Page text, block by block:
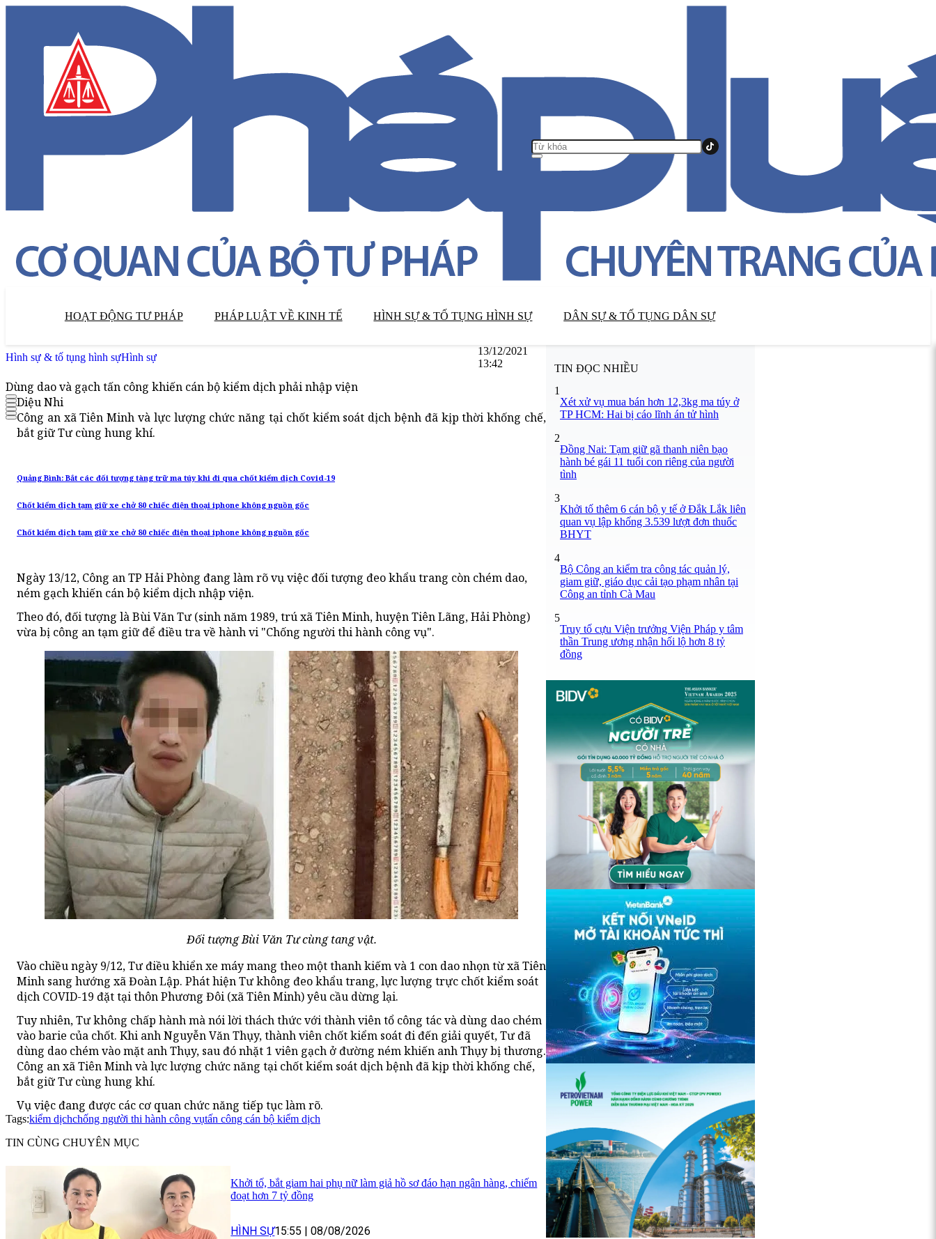
HOẠT ĐỘNG TƯ PHÁP PHÁP LUẬT VỀ KINH TẾ HÌNH SỰ & TỐ TỤNG HÌNH SỰ DÂN SỰ & TỐ TỤNG DÂN SỰ
Hình sự & tố tụng hình sựHình sự
13/12/2021
13:42
Dùng dao và gạch tấn công khiến cán bộ kiểm dịch phải nhập viện
Diệu Nhi
Công an xã Tiên Minh và lực lượng chức năng tại chốt kiểm soát dịch bệnh đã kịp thời khống chế,
bắt giữ Tư cùng hung khí.
Quảng Bình: Bắt các đối tượng tàng trữ ma túy khi đi qua chốt kiểm dịch Covid-19
Chốt kiểm dịch tạm giữ xe chở 80 chiếc điện thoại iphone không nguồn gốc
Chốt kiểm dịch tạm giữ xe chở 80 chiếc điện thoại iphone không nguồn gốc
Ngày 13/12, Công an TP Hải Phòng đang làm rõ vụ việc đối tượng đeo khẩu trang còn chém dao,
ném gạch khiến cán bộ kiểm dịch nhập viện.
Theo đó, đối tượng là Bùi Văn Tư (sinh năm 1989, trú xã Tiên Minh, huyện Tiên Lãng, Hải Phòng)
vừa bị công an tạm giữ để điều tra về hành vi "Chống người thi hành công vụ".
Đối tượng Bùi Văn Tư cùng tang vật.
Vào chiều ngày 9/12, Tư điều khiển xe máy mang theo một thanh kiếm và 1 con dao nhọn từ xã Tiên
Minh sang hướng xã Đoàn Lập. Phát hiện Tư không đeo khẩu trang, lực lượng trực chốt kiểm soát
dịch COVID-19 đặt tại thôn Phương Đôi (xã Tiên Minh) yêu cầu dừng lại.
Tuy nhiên, Tư không chấp hành mà nói lời thách thức với thành viên tổ công tác và dùng dao chém
vào barie của chốt. Khi anh Nguyễn Văn Thụy, thành viên chốt kiểm soát đi đến giải quyết, Tư đã
dùng dao chém vào mặt anh Thụy, sau đó nhặt 1 viên gạch ở đường ném khiến anh Thụy bị thương.
Công an xã Tiên Minh và lực lượng chức năng tại chốt kiểm soát dịch bệnh đã kịp thời khống chế,
bắt giữ Tư cùng hung khí.
Vụ việc đang được các cơ quan chức năng tiếp tục làm rõ.
Tags:kiểm dịchchống người thi hành công vụtấn công cán bộ kiểm dịch
TIN CÙNG CHUYÊN MỤC
Khởi tố, bắt giam hai phụ nữ làm giả hồ sơ đáo hạn ngân hàng, chiếm
đoạt hơn 7 tỷ đồng
HÌNH SỰ15:55 08/08/2026
TIN ĐỌC NHIỀU
1
Xét xử vụ mua bán hơn 12,3kg ma túy ở
TP HCM: Hai bị cáo lĩnh án tử hình
2
Đồng Nai: Tạm giữ gã thanh niên bạo
hành bé gái 11 tuổi con riêng của người
tình
3
Khởi tố thêm 6 cán bộ y tế ở Đắk Lắk liên
quan vụ lập khống 3.539 lượt đơn thuốc
BHYT
4
Bộ Công an kiểm tra công tác quản lý,
giam giữ, giáo dục cải tạo phạm nhân tại
Công an tỉnh Cà Mau
5
Truy tố cựu Viện trưởng Viện Pháp y tâm
thần Trung ương nhận hối lộ hơn 8 tỷ
đồng